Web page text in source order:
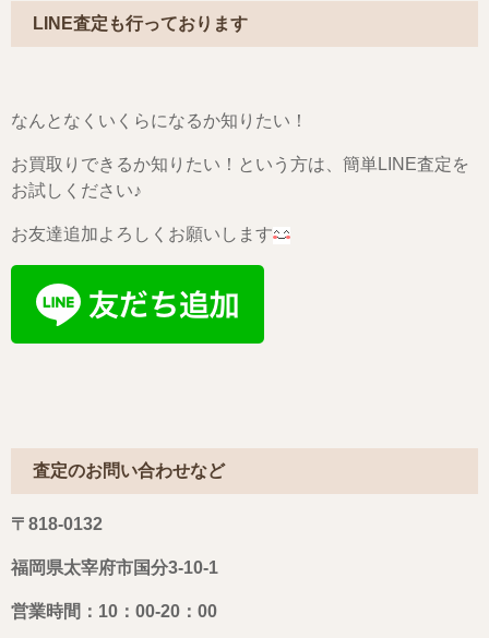
LINE査定も行っております
なんとなくいくらになるか知りたい！
お買取りできるか知りたい！という方は、簡単LINE査定を
お試しください♪
お友達追加よろしくお願いします
査定のお問い合わせなど
〒818-0132
福岡県太宰府市国分3-10-1
営業時間：10：00-20：00